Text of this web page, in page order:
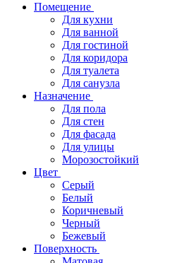
Помещение
Для кухни
Для ванной
Для гостиной
Для коридора
Для туалета
Для санузла
Назначение
Для пола
Для стен
Для фасада
Для улицы
Морозостойкий
Цвет
Серый
Белый
Коричневый
Черный
Бежевый
Поверхность